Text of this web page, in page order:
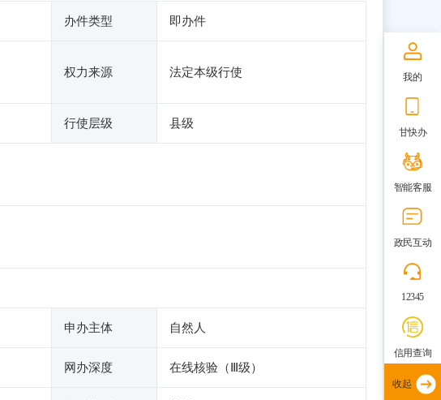
办件类型 即办件
权力来源 法定本级行使
行使层级 县级
申办主体 自然人
网办深度 在线核验（Ⅲ级）
我的
甘快办
智能客服
政民互动
12345
信用查询
收起